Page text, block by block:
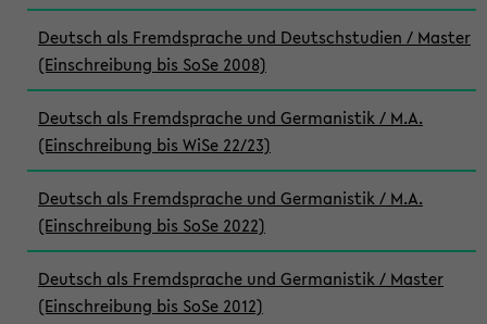
Deutsch als Fremdsprache und Deutschstudien / Master
(Einschreibung bis SoSe 2008)
Deutsch als Fremdsprache und Germanistik / M.A.
(Einschreibung bis WiSe 22/23)
Deutsch als Fremdsprache und Germanistik / M.A.
(Einschreibung bis SoSe 2022)
Deutsch als Fremdsprache und Germanistik / Master
(Einschreibung bis SoSe 2012)